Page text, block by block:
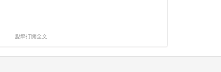
點擊打開全文